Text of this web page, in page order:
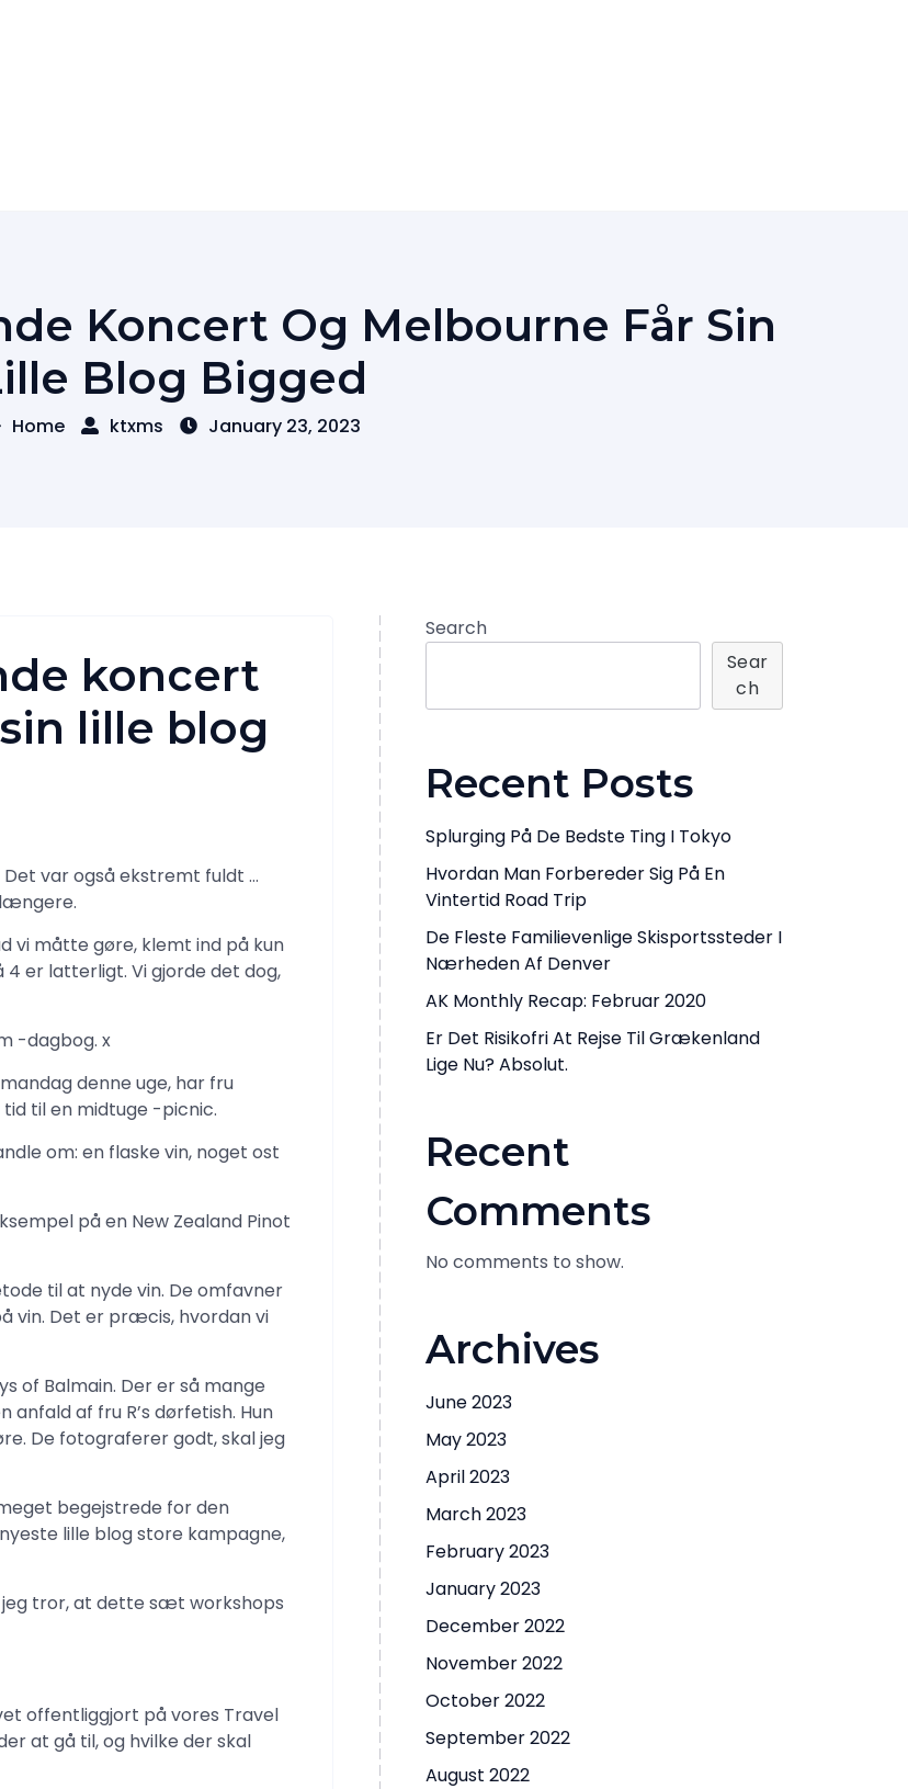
Koncert Og Melbourne Får Sin
Blog Bigged
Home ktxms January 23, 2023
koncert
lille blog
var også ekstremt fuldt …
vi måtte gøre, klemt ind på kun
4 er latterligt. Vi gjorde det dog,
-dagbog. x
denne uge, har fru
til en midtuge -picnic.
om: en flaske vin, noget ost
på en New Zealand Pinot
til at nyde vin. De omfavner
vin. Det er præcis, hvordan vi
of Balmain. Der er så mange
af fru R’s dørfetish. Hun
De fotograferer godt, skal jeg
begejstrede for den
lille blog store kampagne,
tror, ​​at dette sæt workshops
offentliggjort på vores Travel
at gå til, og hvilke der skal
Search
Sear
Ch
Recent Posts
Splurging På De Bedste Ting I Tokyo
Hvordan Man Forbereder Sig På En
Vintertid Road Trip
De Fleste Familievenlige Skisportssteder I
Nærheden Af Denver
AK Monthly Recap: Februar 2020
Er Det Risikofri At Rejse Til Grækenland
Lige Nu? Absolut.
Recent
Comments
No comments to show.
Archives
June 2023
May 2023
April 2023
March 2023
February 2023
January 2023
December 2022
November 2022
October 2022
September 2022
August 2022